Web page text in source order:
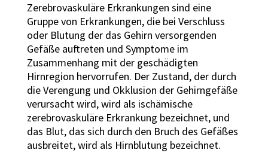
Zerebrovaskuläre Erkrankungen sind eine
Gruppe von Erkrankungen, die bei Verschluss
oder Blutung der das Gehirn versorgenden
Gefäße auftreten und Symptome im
Zusammenhang mit der geschädigten
Hirnregion hervorrufen. Der Zustand, der durch
die Verengung und Okklusion der Gehirngefäße
verursacht wird, wird als ischämische
zerebrovaskuläre Erkrankung bezeichnet, und
das Blut, das sich durch den Bruch des Gefäßes
ausbreitet, wird als Hirnblutung bezeichnet.